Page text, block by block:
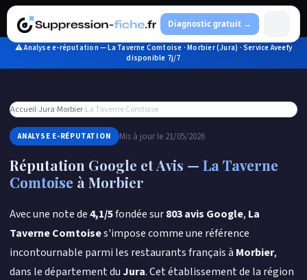
Diagnostic gratuit →
Aller
contenu
⚠ Analyse e-réputation — La Taverne Comtoise · Morbier (Jura) · Service Aveefy
disponible 7j/7
Accueil›Jura›Morbier›La Taverne Comtoise
ANALYSE E-RÉPUTATION Mis à jour le 21/05/2026
Réputation Google et Avis — La Taverne
Comtoise à Morbier
Avec une note de4,1/5fondée sur803 avis Google, La
Taverne Comtoises'impose comme une référence
incontournable parmi les restaurants français à Morbier,
dans le département du Jura. Cet établissement de la région